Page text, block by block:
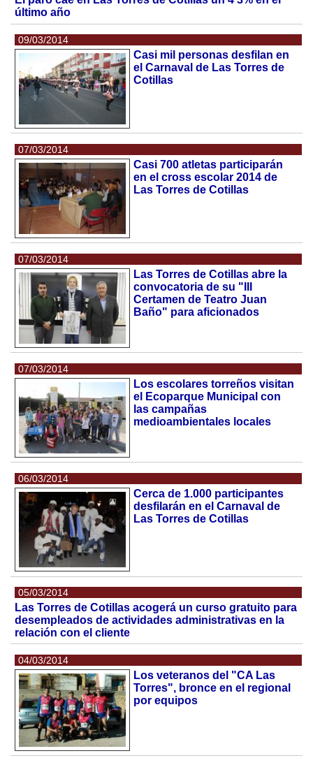
último año
09/03/2014
Casi mil personas desfilan en
el Carnaval de Las Torres de
Cotillas
07/03/2014
Casi 700 atletas participarán
en el cross escolar 2014 de
Las Torres de Cotillas
07/03/2014
Las Torres de Cotillas abre la
convocatoria de su "III
Certamen de Teatro Juan
Baño" para aficionados
07/03/2014
Los escolares torreños visitan
el Ecoparque Municipal con
las campañas
medioambientales locales
06/03/2014
Cerca de 1.000 participantes
desfilarán en el Carnaval de
Las Torres de Cotillas
05/03/2014
Las Torres de Cotillas acogerá un curso gratuito para
desempleados de actividades administrativas en la
relación con el cliente
04/03/2014
Los veteranos del "CA Las
Torres", bronce en el regional
por equipos